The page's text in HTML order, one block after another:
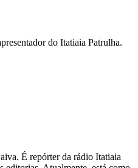
do Itatiaia Patrulha.
É repórter da rádio Itatiaia